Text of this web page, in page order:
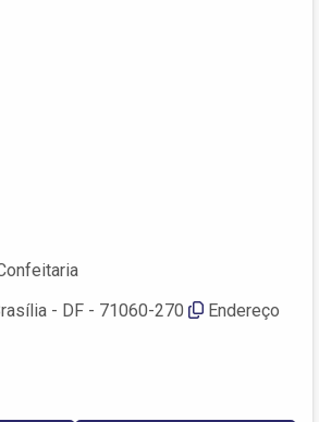
- DF - 71060-270
Endereço